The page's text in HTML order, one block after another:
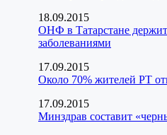
18.09.2015
ОНФ в Татарстане держит
заболеваниями
17.09.2015
Около 70% жителей РТ
17.09.2015
Минздрав составит